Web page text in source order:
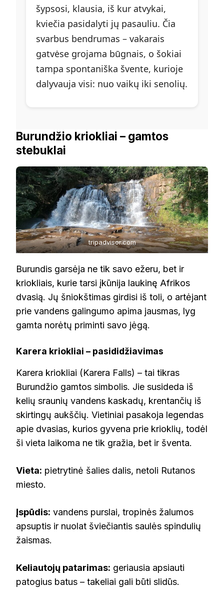
šypsosi, klausia, iš kur atvykai,
kviečia pasidalyti jų pasauliu. Čia
svarbus bendrumas – vakarais
gatvėse grojama būgnais, o šokiai
tampa spontaniška švente, kurioje
dalyvauja visi: nuo vaikų iki senolių.
Burundžio kriokliai – gamtos
stebuklai
tripadvisor.com
Burundis garsėja ne tik savo ežeru, bet ir
kriokliais, kurie tarsi įkūnija laukinę Afrikos
dvasią. Jų šniokštimas girdisi iš toli, o artėjant
prie vandens galingumo apima jausmas, lyg
gamta norėtų priminti savo jėgą.
Karera kriokliai – pasididžiavimas
Karera kriokliai (Karera Falls) – tai tikras
Burundžio gamtos simbolis. Jie susideda iš
kelių sraunių vandens kaskadų, krentančių iš
skirtingų aukščių. Vietiniai pasakoja legendas
apie dvasias, kurios gyvena prie krioklių, todėl
ši vieta laikoma ne tik gražia, bet ir šventa.
Vieta: pietrytinė šalies dalis, netoli Rutanos
miesto.
Įspūdis: vandens purslai, tropinės žalumos
apsuptis ir nuolat šviečiantis saulės spindulių
žaismas.
Keliautojų patarimas: geriausia apsiauti
patogius batus – takeliai gali būti slidūs.